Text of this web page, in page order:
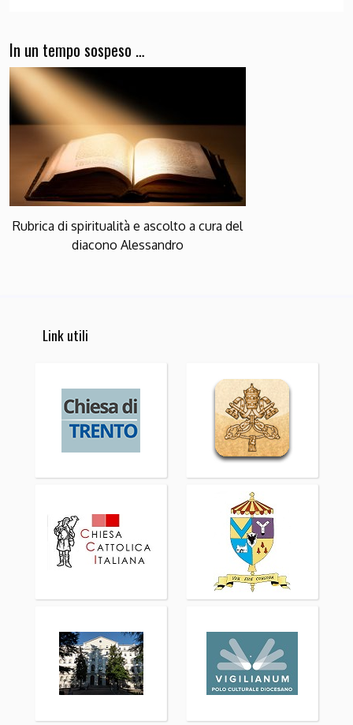
In un tempo sospeso …
Rubrica di spiritualità e ascolto a cura del
diacono Alessandro
Link utili